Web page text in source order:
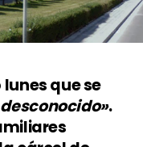
que se
.